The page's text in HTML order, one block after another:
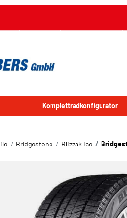
Komplettradkonfigurator
Bridgestone Blizzak Ice